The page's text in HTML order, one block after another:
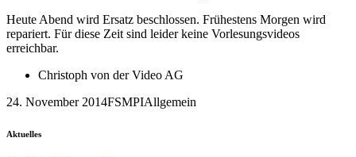
Heute Abend wird Ersatz beschlossen. Frühestens Morgen wird
repariert. Für diese Zeit sind leider keine Vorlesungsvideos
erreichbar.
Christoph von der Video AG
24. November 2014FSMPIAllgemein
Aktuelles